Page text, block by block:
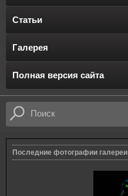
Статьи
Галерея
Полная версия сайта
Последние фотографии галереи